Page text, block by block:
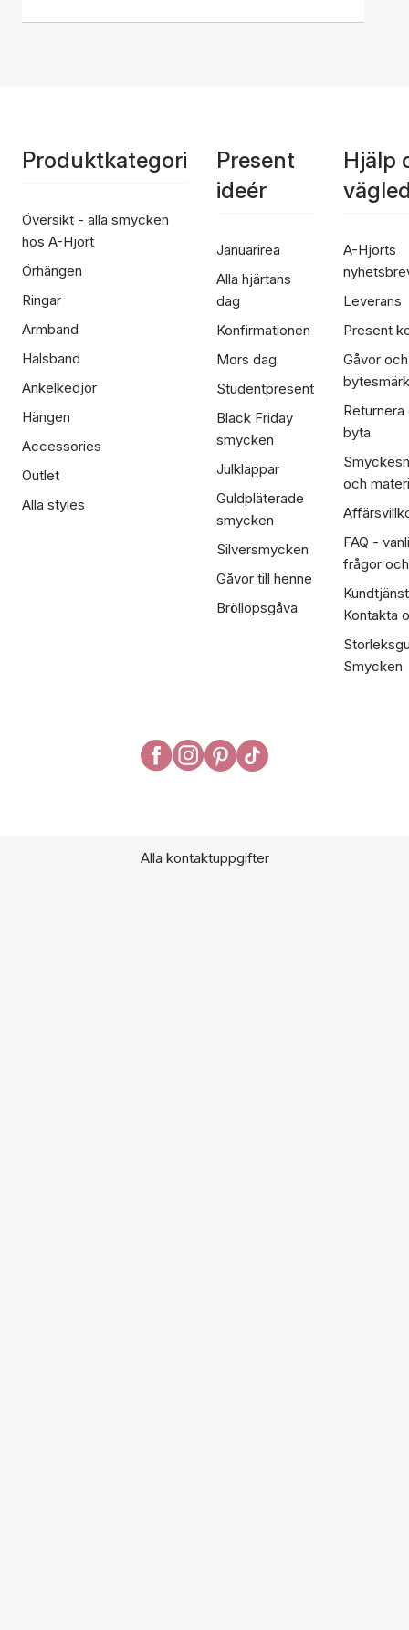
Produktkategori
Översikt - alla smycken
hos A-Hjort
Örhängen
Ringar
Armband
Halsband
Ankelkedjor
Hängen
Accessories
Outlet
Alla styles
Present
ideér
Januarirea
Alla hjärtans
dag
Konfirmationen
Mors dag
Studentpresent
Black Friday
smycken
Julklappar
Guldpläterade
smycken
Silversmycken
Gåvor till henne
Bröllopsgåva
Hjälp
A-Hjorts
Leverans
Present
Gåvor och
Returnera
byta
och
FAQ -
frågor
Kontakta
Smycken
Alla kontaktuppgifter